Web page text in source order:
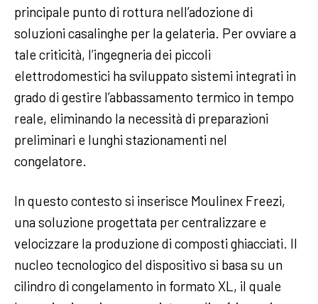
principale punto di rottura nell’adozione di
soluzioni casalinghe per la gelateria. Per ovviare a
tale criticità, l’ingegneria dei piccoli
elettrodomestici ha sviluppato sistemi integrati in
grado di gestire l’abbassamento termico in tempo
reale, eliminando la necessità di preparazioni
preliminari e lunghi stazionamenti nel
congelatore.
In questo contesto si inserisce Moulinex Freezi,
una soluzione progettata per centralizzare e
velocizzare la produzione di composti ghiacciati. Il
nucleo tecnologico del dispositivo si basa su un
cilindro di congelamento in formato XL, il quale